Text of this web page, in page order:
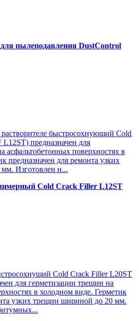
пылеподавления DustControl
быстросохнующий Cold
предназначен для
асфальтобетонных поверхностях в
предназначен для ремонта узких
Изготовлен н...
Cold Crack Filler L12SТ
Cold Crack Filler L20SТ
для герметизации трещин на
в холодном виде. Герметик
узких трещин шириной до 20 мм.